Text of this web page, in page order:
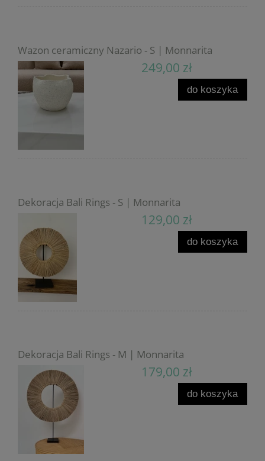
Wazon ceramiczny Nazario - S | Monnarita
249,00 zł
do koszyka
Dekoracja Bali Rings - S | Monnarita
129,00 zł
do koszyka
Dekoracja Bali Rings - M | Monnarita
179,00 zł
do koszyka